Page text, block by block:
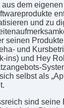
dem
und zu
seinen
und
ins) und Hey
selbst als
sind seine